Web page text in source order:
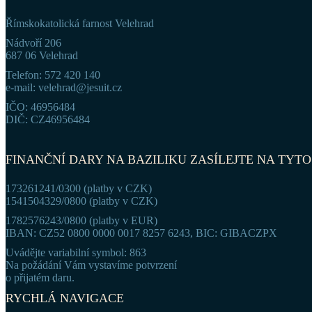
Římskokatolická farnost Velehrad
Nádvoří 206
687 06 Velehrad
Telefon: 572 420 140
e-mail: velehrad@jesuit.cz
IČO: 46956484
DIČ: CZ46956484
FINANČNÍ DARY NA BAZILIKU ZASÍLEJTE NA
173261241/0300 (platby v CZK)
1541504329/0800 (platby v CZK)
1782576243/0800 (platby v EUR)
IBAN: CZ52 0800 0000 0017 8257 6243, BIC: GIBACZPX
Uvádějte variabilní symbol: 863
Na požádání Vám vystavíme potvrzení
o přijatém daru.
RYCHLÁ NAVIGACE